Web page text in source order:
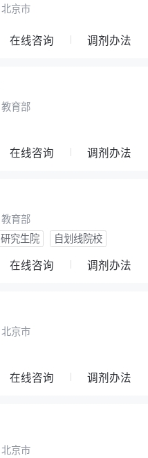
北京市
在线咨询 调剂办法
教育部
在线咨询 调剂办法
教育部
研究生院 自划线院校
在线咨询 调剂办法
北京市
在线咨询 调剂办法
北京市